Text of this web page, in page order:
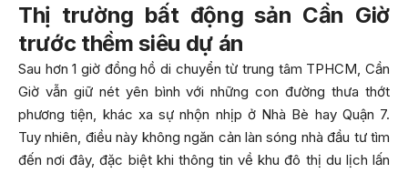
Thị trường bất động sản Cần Giờ
trước thềm siêu dự án
Sau hơn 1 giờ đồng hồ di chuyển từ trung tâm TPHCM, Cần
Giờ vẫn giữ nét yên bình với những con đường thưa thớt
phương tiện, khác xa sự nhộn nhịp ở Nhà Bè hay Quận 7.
Tuy nhiên, điều này không ngăn cản làn sóng nhà đầu tư tìm
đến nơi đây, đặc biệt khi thông tin về khu đô thị du lịch lấn